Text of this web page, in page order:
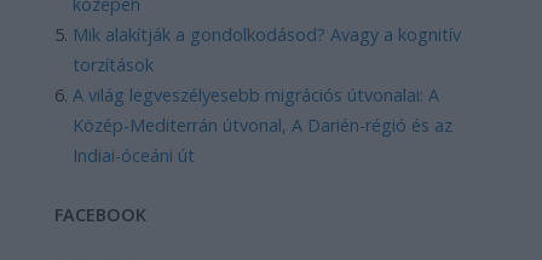
Mik alakítják a gondolkodásod? Avagy a kognitív
torzítások
A világ legveszélyesebb migrációs útvonalai: A
Közép-Mediterrán útvonal, A Darién-régió és az
Indiai-óceáni út
FACEBOOK